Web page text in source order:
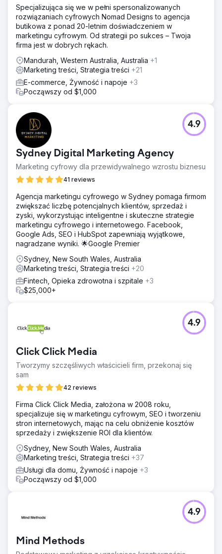
Specjalizująca się we w pełni spersonalizowanych
rozwiązaniach cyfrowych Nomad Designs to agencja
butikowa z ponad 20-letnim doświadczeniem w
marketingu cyfrowym. Od strategii po sukces – Twoja
firma jest w dobrych rękach.
Mandurah, Western Australia, Australia +1
Marketing treści, Strategia treści +21
E-commerce, Żywność i napoje +3
Począwszy od $1,000
Sydney Digital Marketing Agency
Marketing cyfrowy dla przewidywalnego wzrostu biznesu
41 reviews
4.9
Agencja marketingu cyfrowego w Sydney pomaga firmom
zwiększać liczbę potencjalnych klientów, sprzedaż i
zyski, wykorzystując inteligentne i skuteczne strategie
marketingu cyfrowego i internetowego. Facebook,
Google Ads, SEO i HubSpot zapewniają wyjątkowe,
nagradzane wyniki. 🌟Google Premier
Sydney, New South Wales, Australia
Marketing treści, Strategia treści +20
Fintech, Opieka zdrowotna i szpitale +3
$25,000+
Click Click Media
Tworzymy szczęśliwych właścicieli firm, przekonaj się
sam
42 reviews
4.9
Firma Click Click Media, założona w 2008 roku,
specjalizuje się w marketingu cyfrowym, SEO i tworzeniu
stron internetowych, mając na celu obniżenie kosztów
sprzedaży i zwiększenie ROI dla klientów.
Sydney, New South Wales, Australia
Marketing treści, Strategia treści +37
Usługi dla domu, Żywność i napoje +3
Począwszy od $1,000
Mind Methods
4.9